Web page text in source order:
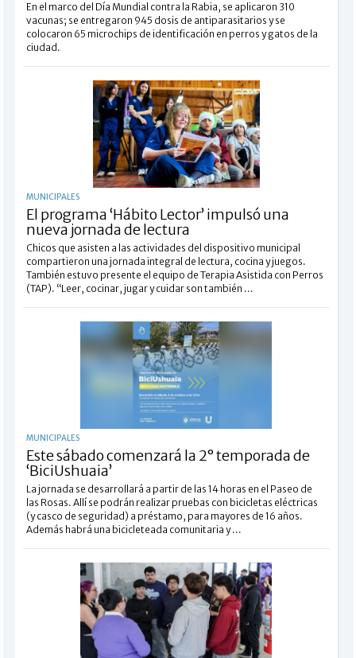
En el marco del Día Mundial contra la Rabia, se aplicaron 310
vacunas; se entregaron 945 dosis de antiparasitarios y se
colocaron 65 microchips de identificación en perros y gatos de la
ciudad.
MUNICIPALES
El programa ‘Hábito Lector’ impulsó una
nueva jornada de lectura
Chicos que asisten a las actividades del dispositivo municipal
compartieron una jornada integral de lectura, cocina y juegos.
También estuvo presente el equipo de Terapia Asistida con Perros
(TAP). “Leer, cocinar, jugar y cuidar son también ...
MUNICIPALES
Este sábado comenzará la 2° temporada de
‘BiciUshuaia’
La jornada se desarrollará a partir de las 14 horas en el Paseo de
las Rosas. Allí se podrán realizar pruebas con bicicletas eléctricas
(y casco de seguridad) a préstamo, para mayores de 16 años.
Además habrá una bicicleteada comunitaria y ...